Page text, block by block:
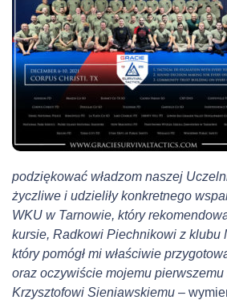
w
y
c
h
podziękować władzom naszej
życzliwe i udzieliłykonkretnego
WKU w Tarnowie, który
kursie, Radkowi Piechnikowi z klubu
który pomógł mi właściwie
oraz oczywiście mojemu pierwszemu
Krzysztofowi Sieniawskiemu –